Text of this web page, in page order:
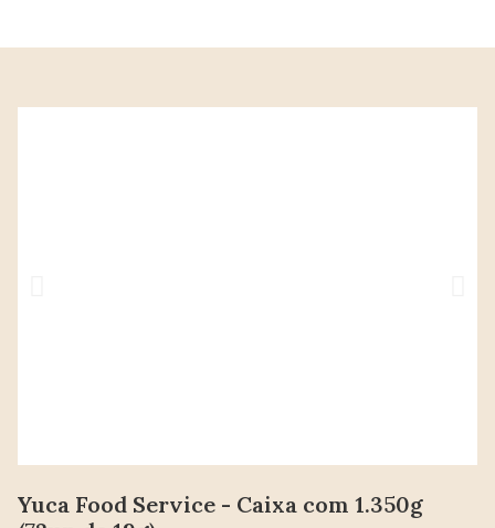
Yuca Food Service - Caixa com 1.350g